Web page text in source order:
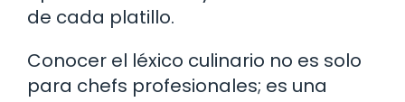
de cada platillo.
Conocer el léxico culinario no es solo
para chefs profesionales; es una